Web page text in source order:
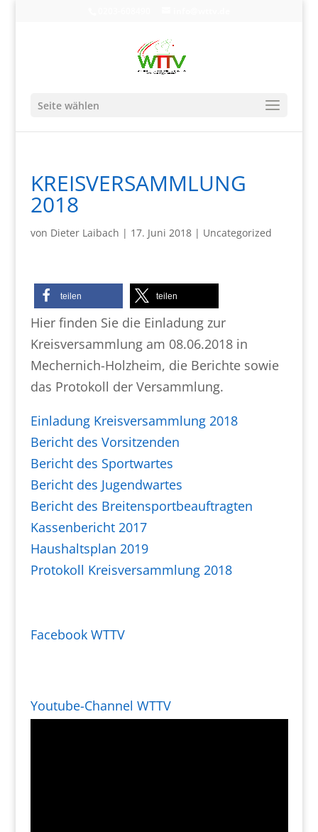
Seite wählen
KREISVERSAMMLUNG
2018
von Dieter Laibach | 17. Juni 2018| Uncategorized
teilen teilen
Hier finden Sie die Einladung zur
Kreisversammlung am 08.06.2018 in
Mechernich-Holzheim, die Berichte sowie
das Protokoll der Versammlung.
Einladung Kreisversammlung 2018
Bericht des Vorsitzenden
Bericht des Sportwartes
Bericht des Jugendwartes
Bericht des Breitensportbeauftragten
Kassenbericht 2017
Haushaltsplan 2019
Protokoll Kreisversammlung 2018
Facebook WTTV
Youtube-Channel WTTV